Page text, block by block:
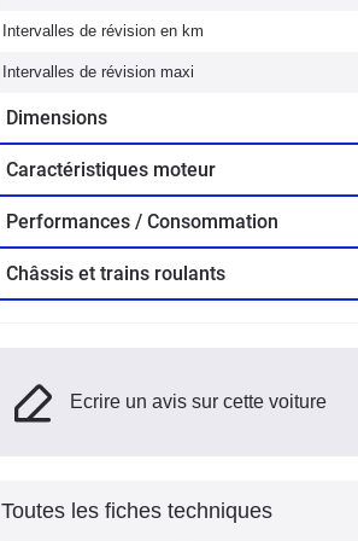
Intervalles de révision en km
Intervalles de révision maxi
Dimensions
Caractéristiques moteur
Performances / Consommation
Châssis et trains roulants
Ecrire un avis sur cette voiture
Toutes les fiches techniques